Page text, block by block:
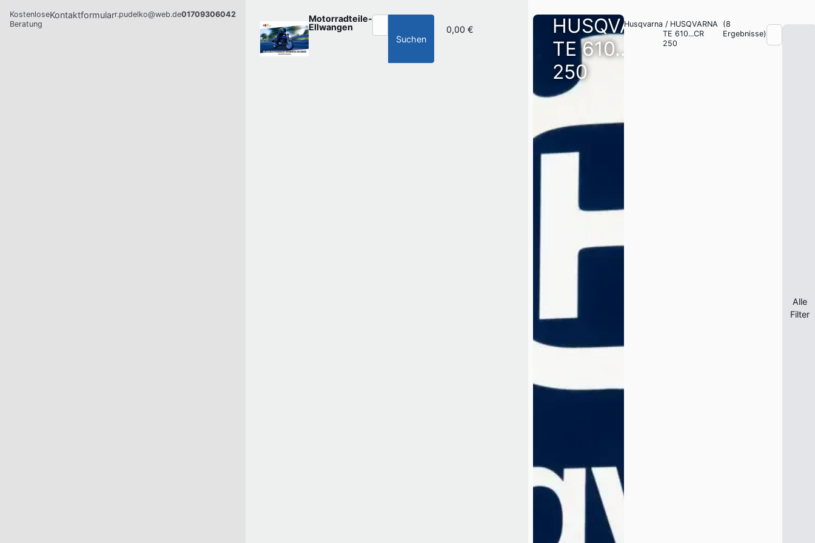
Kostenlose
Beratung
Kontaktformularr.pudelko@web.de01709306042
Motorradteile-
Ellwangen
Suchen
0,00 €
HUSQVARNA
TE 610...CR
250
Husqvarna / HUSQVARNA
TE 610...CR
250
(8
Ergebnisse)
Alle
Filter